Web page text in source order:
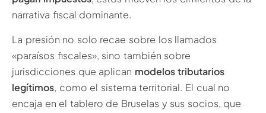
narrativa fiscal dominante.
La presión no solo recae sobre los llamados
«paraísos fiscales», sino también sobre
jurisdicciones que aplican modelos tributarios
legítimos, como el sistema territorial. El cual no
encaja en el tablero de Bruselas y sus socios, que